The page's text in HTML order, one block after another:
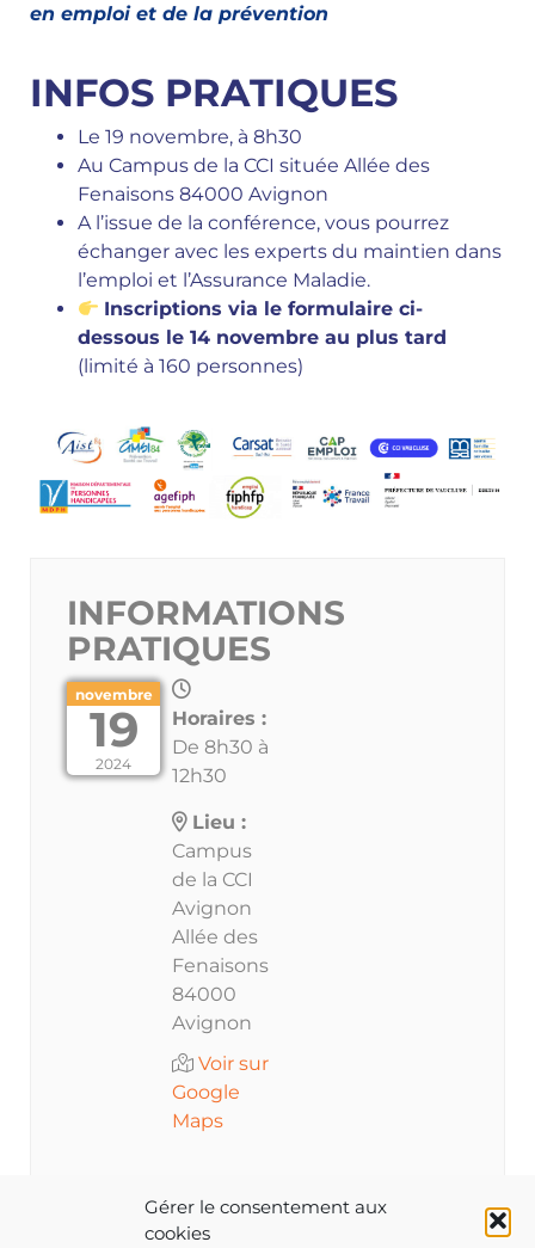
Gérer le consentement aux
cookies
en emploi et de la prévention
INFOS PRATIQUES
Le 19 novembre, à 8h30
Au Campus de la CCI située Allée des
Fenaisons 84000 Avignon
A l’issue de la conférence, vous pourrez
échanger avec les experts du maintien dans
l’emploi et l’Assurance Maladie.
Inscriptions via le formulaire ci-
dessous le 14 novembre au plus tard
(limité à 160 personnes)
INFORMATIONS
PRATIQUES
novembre
19
2024
Horaires :
De 8h30 à
12h30
Lieu :
Campus
de la CCI
Avignon
Allée des
Fenaisons
84000
Avignon
Voir sur
Google
Maps
Les inscriptions à cet évènement sont clôturées.